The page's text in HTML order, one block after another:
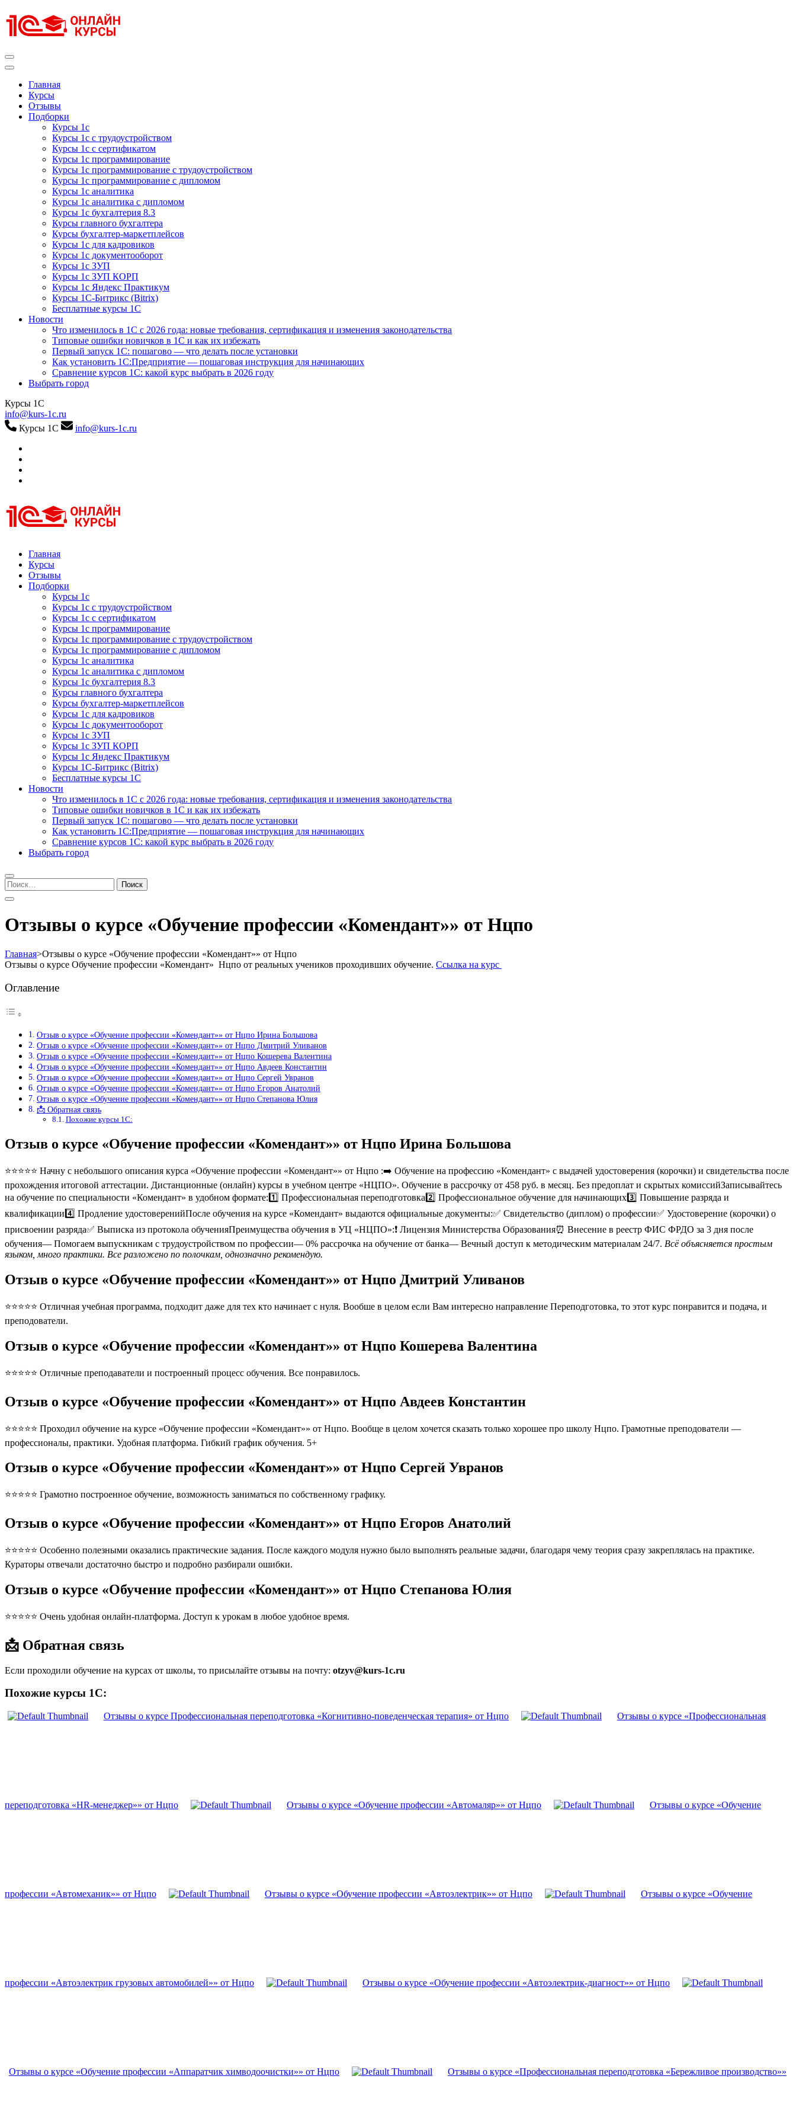
к
содержимому
Главная
Курсы
Отзывы
Подборки
Курсы 1с
Курсы 1с с трудоустройством
Курсы 1с с сертификатом
Курсы 1с программирование
Курсы 1с программирование с трудоустройством
Курсы 1с программирование с дипломом
Курсы 1с аналитика
Курсы 1с аналитика с дипломом
Курсы 1с бухгалтерия 8.3
Курсы главного бухгалтера
Курсы бухгалтер-маркетплейсов
Курсы 1с для кадровиков
Курсы 1с документооборот
Курсы 1с ЗУП
Курсы 1с ЗУП КОРП
Курсы 1с Яндекс Практикум
Курсы 1С-Битрикс (Bitrix)
Бесплатные курсы 1С
Новости
Что изменилось в 1С с 2026 года: новые требования, сертификация и изменения законодательства
Типовые ошибки новичков в 1С и как их избежать
Первый запуск 1С: пошагово — что делать после установки
Как установить 1С:Предприятие — пошаговая инструкция для начинающих
Сравнение курсов 1С: какой курс выбрать в 2026 году
Выбрать город
Курсы 1С
info@kurs-1c.ru
Курсы 1С
info@kurs-1c.ru
Курсы 1С
Курсы 1С официальная сертификация
Главная
Курсы
Отзывы
Подборки
Курсы 1с
Курсы 1с с трудоустройством
Курсы 1с с сертификатом
Курсы 1с программирование
Курсы 1с программирование с трудоустройством
Курсы 1с программирование с дипломом
Курсы 1с аналитика
Курсы 1с аналитика с дипломом
Курсы 1с бухгалтерия 8.3
Курсы главного бухгалтера
Курсы бухгалтер-маркетплейсов
Курсы 1с для кадровиков
Курсы 1с документооборот
Курсы 1с ЗУП
Курсы 1с ЗУП КОРП
Курсы 1с Яндекс Практикум
Курсы 1С-Битрикс (Bitrix)
Бесплатные курсы 1С
Новости
Что изменилось в 1С с 2026 года: новые требования, сертификация и изменения законодательства
Типовые ошибки новичков в 1С и как их избежать
Первый запуск 1С: пошагово — что делать после установки
Как установить 1С:Предприятие — пошаговая инструкция для начинающих
Сравнение курсов 1С: какой курс выбрать в 2026 году
Выбрать город
Найти:
Отзывы о курсе «Обучение профессии «Комендант»» от Нцпо
Главная>Отзывы о курсе «Обучение профессии «Комендант»» от Нцпо
Отзывы о курсе Обучение профессии «Комендант» Нцпо от реальных учеников проходивших обучение. Ссылка на курс
Оглавление
Отзыв о курсе «Обучение профессии «Комендант»» от Нцпо Ирина Большова
Отзыв о курсе «Обучение профессии «Комендант»» от Нцпо Дмитрий Уливанов
Отзыв о курсе «Обучение профессии «Комендант»» от Нцпо Кошерева Валентина
Отзыв о курсе «Обучение профессии «Комендант»» от Нцпо Авдеев Константин
Отзыв о курсе «Обучение профессии «Комендант»» от Нцпо Сергей Увранов
Отзыв о курсе «Обучение профессии «Комендант»» от Нцпо Егоров Анатолий
Отзыв о курсе «Обучение профессии «Комендант»» от Нцпо Степанова Юлия
📩 Обратная связь
Похожие курсы 1С:
Отзыв о курсе «Обучение профессии «Комендант»» от Нцпо Ирина Большова
⭐⭐⭐⭐⭐ Начну с небольшого описания курса «Обучение профессии «Комендант»» от Нцпо :➡️ Обучение на профессию «Комендант» с выдачей удостоверения (корочки) и свидетельства после
прохождения итоговой аттестации. Дистанционные (онлайн) курсы в учебном центре «НЦПО». Обучение в рассрочку от 458 руб. в месяц. Без предоплат и скрытых комиссийЗаписывайтесь
на обучение по специальности «Комендант» в удобном формате:1️⃣ Профессиональная переподготовка2️⃣ Профессиональное обучение для начинающих3️⃣ Повышение разряда и
квалификации4️⃣ Продление удостоверенийПосле обучения на курсе «Комендант» выдаются официальные документы:✅ Свидетельство (диплом) о профессии✅ Удостоверение (корочки) о
присвоении разряда✅ Выписка из протокола обученияПреимущества обучения в УЦ «НЦПО»:❗️ Лицензия Министерства Образования⏰ Внесение в реестр ФИС ФРДО за 3 дня после
обучения— Помогаем выпускникам с трудоустройством по профессии— 0% рассрочка на обучение от банка— Вечный доступ к методическим материалам 24/7. Всё объясняется простым
языком, много практики. Все разложено по полочкам, однозначно рекомендую.
Отзыв о курсе «Обучение профессии «Комендант»» от Нцпо Дмитрий Уливанов
⭐⭐⭐⭐⭐ Отличная учебная программа, подходит даже для тех кто начинает с нуля. Вообше в целом если Вам интересно направление Переподготовка, то этот курс понравится и подача, и
преподователи.
Отзыв о курсе «Обучение профессии «Комендант»» от Нцпо Кошерева Валентина
⭐⭐⭐⭐⭐ Отличные преподаватели и построенный процесс обучения. Все понравилось.
Отзыв о курсе «Обучение профессии «Комендант»» от Нцпо Авдеев Константин
⭐⭐⭐⭐⭐ Проходил обучение на курсе «Обучение профессии «Комендант»» от Нцпо. Вообще в целом хочется сказать только хорошее про школу Нцпо. Грамотные преподователи —
профессионалы, практики. Удобная платформа. Гибкий график обучения. 5+
Отзыв о курсе «Обучение профессии «Комендант»» от Нцпо Сергей Увранов
⭐⭐⭐⭐⭐ Грамотно построенное обучение, возможность заниматься по собственному графику.
Отзыв о курсе «Обучение профессии «Комендант»» от Нцпо Егоров Анатолий
⭐⭐⭐⭐⭐ Особенно полезными оказались практические задания. После каждого модуля нужно было выполнять реальные задачи, благодаря чему теория сразу закреплялась на практике.
Кураторы отвечали достаточно быстро и подробно разбирали ошибки.
Отзыв о курсе «Обучение профессии «Комендант»» от Нцпо Степанова Юлия
⭐⭐⭐⭐⭐ Очень удобная онлайн-платформа. Доступ к урокам в любое удобное время.
📩 Обратная связь
Если проходили обучение на курсах от школы, то присылайте отзывы на почту: otzyv@kurs-1c.ru
Похожие курсы 1С:
Отзывы о курсе Профессиональная переподготовка «Когнитивно-поведенческая терапия» от Нцпо Отзывы о курсе «Профессиональная
переподготовка «HR-менеджер»» от Нцпо Отзывы о курсе «Обучение профессии «Автомаляр»» от Нцпо Отзывы о курсе «Обучение
профессии «Автомеханик»» от Нцпо Отзывы о курсе «Обучение профессии «Автоэлектрик»» от Нцпо Отзывы о курсе «Обучение
профессии «Автоэлектрик грузовых автомобилей»» от Нцпо Отзывы о курсе «Обучение профессии «Автоэлектрик-диагност»» от Нцпо
Отзывы о курсе «Обучение профессии «Аппаратчик химводоочистки»» от Нцпо Отзывы о курсе «Профессиональная переподготовка «Бережливое производство»»